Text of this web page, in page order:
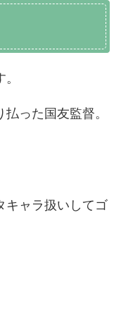
った国友監督。
キャラ扱いしてゴ